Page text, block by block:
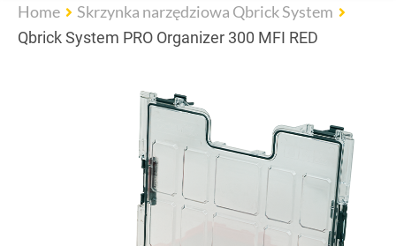
Home Skrzynka narzędziowa Qbrick System
Qbrick System PRO Organizer 300 MFI RED